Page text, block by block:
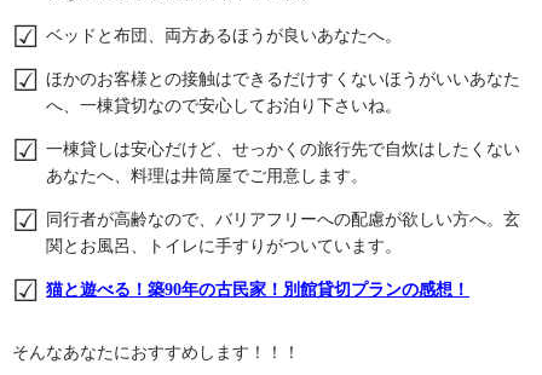
ベッドと布団、両方あるほうが良いあなたへ。
ほかのお客様との接触はできるだけすくないほうがいいあなた
へ、一棟貸切なので安心してお泊り下さいね。
一棟貸しは安心だけど、せっかくの旅行先で自炊はしたくない
あなたへ、料理は井筒屋でご用意します。
同行者が高齢なので、バリアフリーへの配慮が欲しい方へ。玄
関とお風呂、トイレに手すりがついています。
猫と遊べる！築90年の古民家！別館貸切プランの感想！
そんなあなたにおすすめします！！！